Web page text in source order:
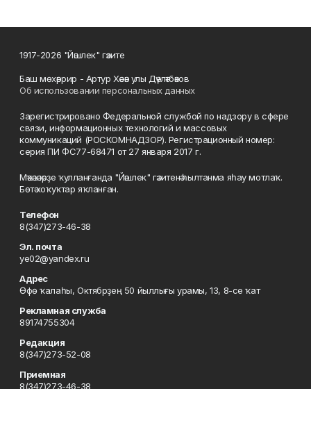
1917-2026 "Йәшлек" гәзите
Баш мөхәррир - Артур Хәсән улы Дәүләтбәков
Об использовании персональных данных
Зарегистрировано Федеральной службой по надзору в сфере
связи, информационных технологий и массовых
коммуникаций (РОСКОМНАДЗОР). Регистрационный номер:
серия ПИ ФС77-68471 от 27 января 2017 г.
Мәҡәләләрҙе ҡулланғанда "Йәшлек" гәзитенә һылтанма яһау мотлаҡ.
Бөтә хоҡуҡтар яҡланған.
Телефон
8(347)273-46-38
Эл. почта
ye02@yandex.ru
Адрес
Өфө ҡалаһы, Октябрҙең 50 йыллығы урамы, 13, 8-се ҡат
Рекламная служба
89174755304
Редакция
8(347)273-52-08
Приемная
8(347)273-46-38